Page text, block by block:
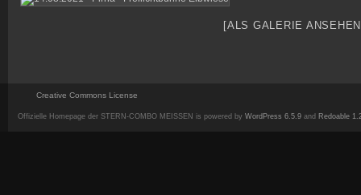
[ALS GALERIE
Creative Commons License
Offizielle Homepage der STERN-COMBO MEISSEN is powered by WordPress 6.5.9 and Redoable